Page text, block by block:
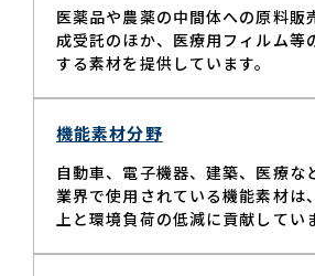
医薬品や農薬の中間体への原料販
成受託のほか、医療用フィルム等
する素材を提供しています。
機能素材分野
自動車、電子機器、建築、医療な
業界で使用されている機能素材は
上と環境負荷の低減に貢献してい